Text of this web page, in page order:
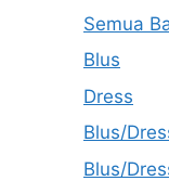
Semua
Blus
Dress
Blus/
Blus/